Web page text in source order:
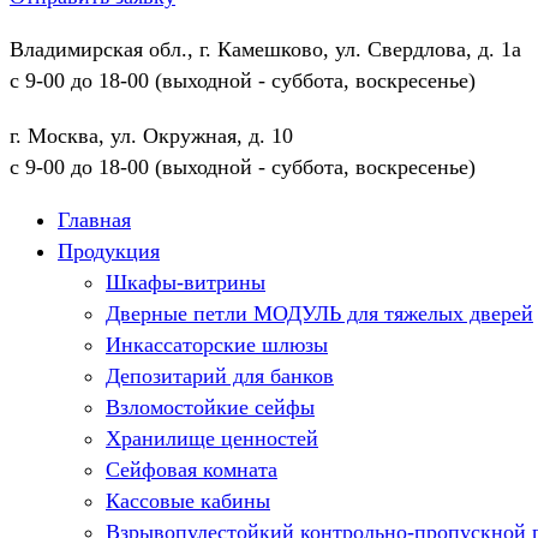
Владимирская обл., г. Камешково, ул. Свердлова, д. 1а
с 9-00 до 18-00 (выходной - суббота, воскресенье)
г. Москва, ул. Окружная, д. 10
с 9-00 до 18-00 (выходной - суббота, воскресенье)
Главная
Продукция
Шкафы-витрины
Дверные петли МОДУЛЬ для тяжелых дверей
Инкассаторские шлюзы
Депозитарий для банков
Взломостойкие сейфы
Хранилище ценностей
Сейфовая комната
Кассовые кабины
Взрывопулестойкий контрольно-пропускной